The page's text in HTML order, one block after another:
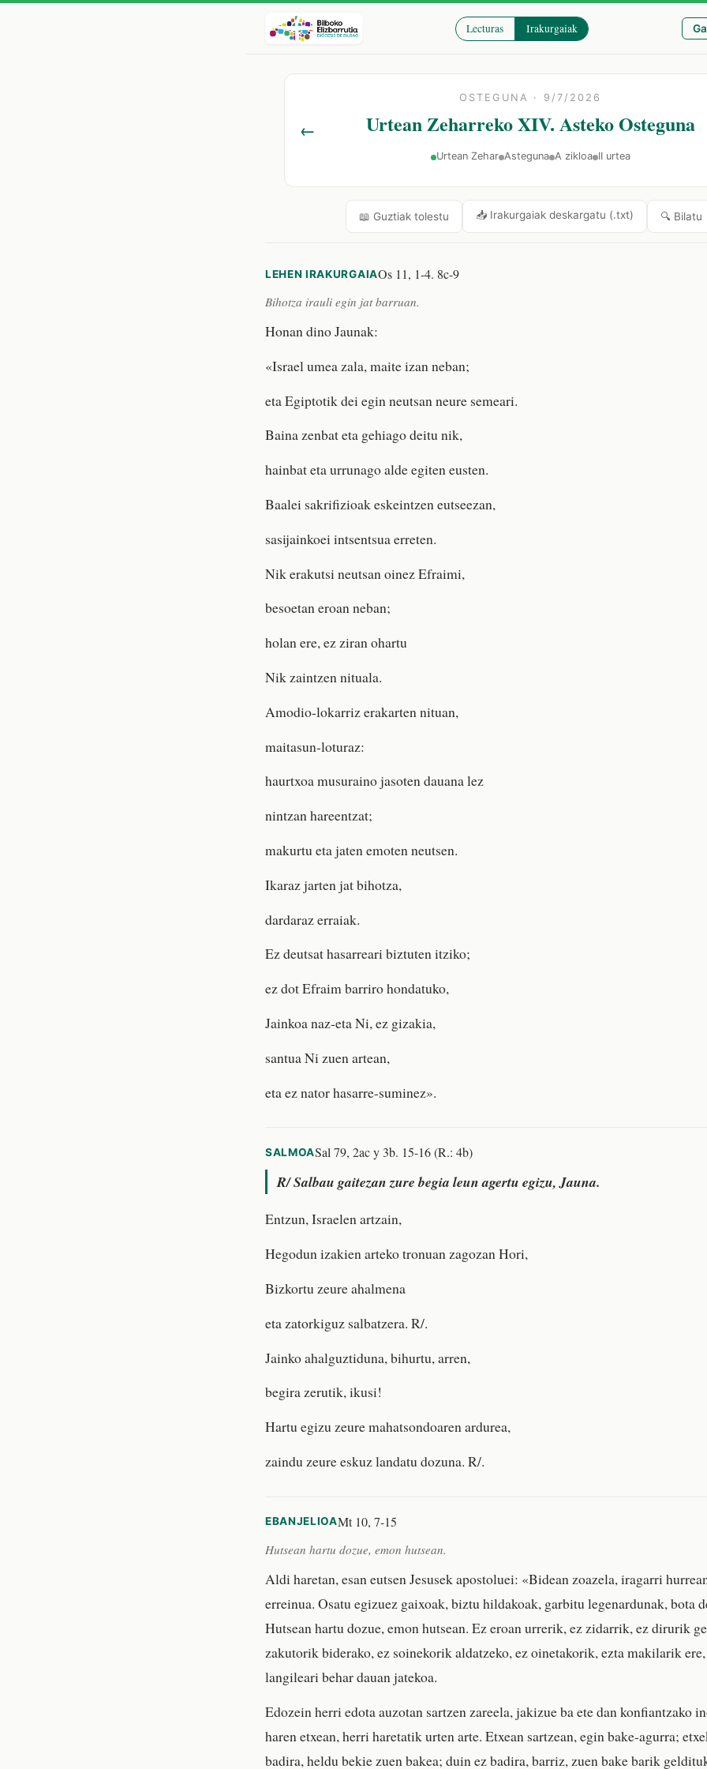
Lecturas Irakurgaiak
←
OSTEGUNA · 9/7/2026
Urtean Zeharreko XIV. Asteko Osteguna
Urtean Zehar Asteguna A zikloa II urtea
📖 Guztiak tolestu 📥 Irakurgaiak deskargatu (.txt) 🔍 Bilatu
LEHEN IRAKURGAIAOs 11, 1-4. 8c-9
Bihotza irauli egin jat barruan.
Honan dino Jaunak:
«Israel umea zala, maite izan neban;
eta Egiptotik dei egin neutsan neure semeari.
Baina zenbat eta gehiago deitu nik,
hainbat eta urrunago alde egiten eusten.
Baalei sakrifizioak eskeintzen eutseezan,
sasijainkoei intsentsua erreten.
Nik erakutsi neutsan oinez Efraimi,
besoetan eroan neban;
holan ere, ez ziran ohartu
Nik zaintzen nituala.
Amodio-lokarriz erakarten nituan,
maitasun-loturaz:
haurtxoa musuraino jasoten dauana lez
nintzan hareentzat;
makurtu eta jaten emoten neutsen.
Ikaraz jarten jat bihotza,
dardaraz erraiak.
Ez deutsat hasarreari biztuten itziko;
ez dot Efraim barriro hondatuko,
Jainkoa naz-eta Ni, ez gizakia,
santua Ni zuen artean,
eta ez nator hasarre-suminez».
SALMOASal 79, 2ac y 3b. 15-16 (R.: 4b)
R/Salbau gaitezan zure begia leun agertu egizu, Jauna.
Entzun, Israelen artzain,
Hegodun izakien arteko tronuan zagozan Hori,
Bizkortu zeure ahalmena
eta zatorkiguz salbatzera. R/.
Jainko ahalguztiduna, bihurtu, arren,
begira zerutik, ikusi!
Hartu egizu zeure mahatsondoaren ardurea,
zaindu zeure eskuz landatu dozuna. R/.
EBANJELIOAMt 10, 7-15
Hutsean hartu dozue, emon hutsean.
Aldi haretan, esan eutsen Jesusek apostoluei: «Bidean zoazela, iragarri
erreinua. Osatu egizuez gaixoak, biztu hildakoak, garbitu legenardunak, bota
Hutsean hartu dozue, emon hutsean. Ez eroan urrerik, ez zidarrik, ez dirurik
zakutorik biderako, ez soinekorik aldatzeko, ez oinetakorik, ezta makilarik
langileari behar dauan jatekoa.
Edozein herri edota auzotan sartzen zareela, jakizue ba ete dan konfiantzako
haren etxean, herri haretatik urten arte. Etxean sartzean, egin bake-agurra;
badira, heldu bekie zuen bakea; duin ez badira, barriz, zuen bake barik